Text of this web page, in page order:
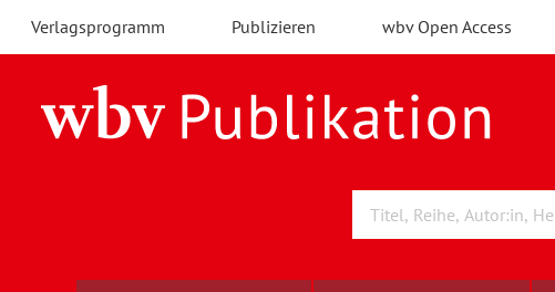
Verlagsprogramm Publizieren wbv Open Access